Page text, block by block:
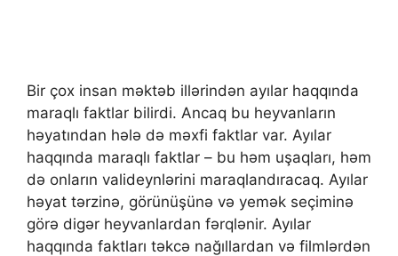
Bir çox insan məktəb illərindən ayılar haqqında
maraqlı faktlar bilirdi. Ancaq bu heyvanların
həyatından hələ də məxfi faktlar var. Ayılar
haqqında maraqlı faktlar – bu həm uşaqları, həm
də onların valideynlərini maraqlandıracaq. Ayılar
həyat tərzinə, görünüşünə və yemək seçiminə
görə digər heyvanlardan fərqlənir. Ayılar
haqqında faktları təkcə nağıllardan və filmlərdən